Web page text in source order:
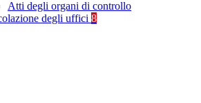
Atti degli organi di controllo
degli uffici 8